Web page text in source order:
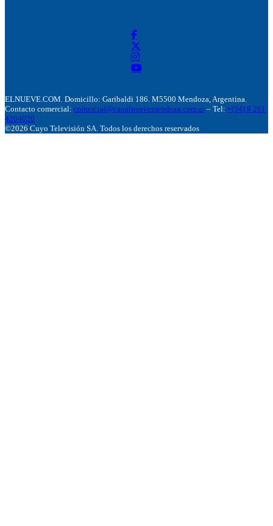
ELNUEVE.COM. Domicillo: Garibaldi 186. M5500 Mendoza, Argentina.
Contacto comercial: comercial@canalnuevemendoza.com.ar – Tel: +(54) 9 261
4204020
©2026 Cuyo Televisión SA. Todos los derechos reservados